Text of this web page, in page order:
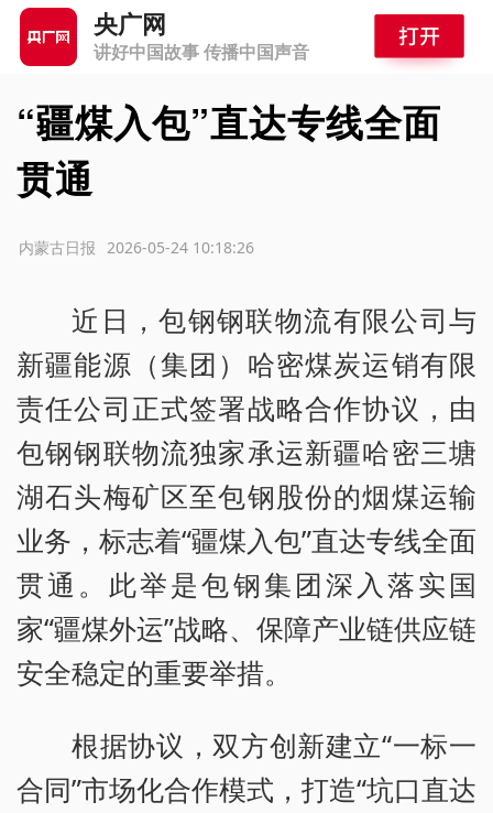
央广网
讲好中国故事 传播中国声音
“疆煤入包”直达专线全面
贯通
2026-05-24 10:18:26
内蒙古日报
近日，包钢钢联物流有限公司与
新疆能源（集团）哈密煤炭运销有限
责任公司正式签署战略合作协议，由
包钢钢联物流独家承运新疆哈密三塘
湖石头梅矿区至包钢股份的烟煤运输
业务，标志着“疆煤入包”直达专线全面
贯通。此举是包钢集团深入落实国
家“疆煤外运”战略、保障产业链供应链
安全稳定的重要举措。
根据协议，双方创新建立“一标一
合同”市场化合作模式，打造“坑口直达